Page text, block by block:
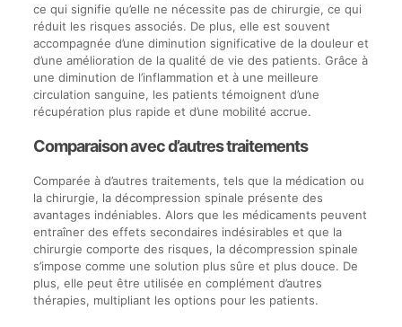
ce qui signifie qu’elle ne nécessite pas de chirurgie, ce qui
réduit les risques associés. De plus, elle est souvent
accompagnée d’une diminution significative de la douleur et
d’une amélioration de la qualité de vie des patients. Grâce à
une diminution de l’inflammation et à une meilleure
circulation sanguine, les patients témoignent d’une
récupération plus rapide et d’une mobilité accrue.
Comparaison avec d’autres traitements
Comparée à d’autres traitements, tels que la médication ou
la chirurgie, la décompression spinale présente des
avantages indéniables. Alors que les médicaments peuvent
entraîner des effets secondaires indésirables et que la
chirurgie comporte des risques, la décompression spinale
s’impose comme une solution plus sûre et plus douce. De
plus, elle peut être utilisée en complément d’autres
thérapies, multipliant les options pour les patients.